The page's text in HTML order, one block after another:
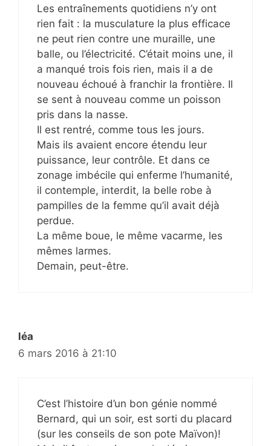
Les entraînements quotidiens n’y ont
rien fait : la musculature la plus efficace
ne peut rien contre une muraille, une
balle, ou l’électricité. C’était moins une, il
a manqué trois fois rien, mais il a de
nouveau échoué à franchir la frontière. Il
se sent à nouveau comme un poisson
pris dans la nasse.
Il est rentré, comme tous les jours.
Mais ils avaient encore étendu leur
puissance, leur contrôle. Et dans ce
zonage imbécile qui enferme l’humanité,
il contemple, interdit, la belle robe à
pampilles de la femme qu’il avait déjà
perdue.
La même boue, le même vacarme, les
mêmes larmes.
Demain, peut-être.
léa
6 mars 2016 à 21:10
C’est l’histoire d’un bon génie nommé
Bernard, qui un soir, est sorti du placard
(sur les conseils de son pote Maïvon)!